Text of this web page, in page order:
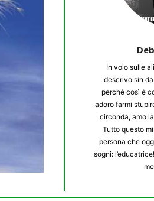
In volo sulle
descrivo sin
perché così è
adoro farmi
circonda, amo
Tutto questo
persona che
sogni: